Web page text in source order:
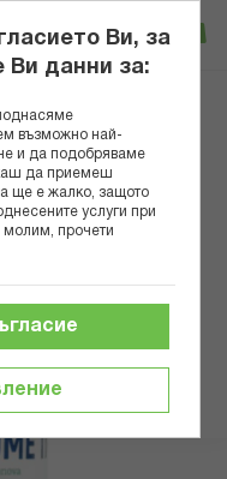
Вход
60
Ви, за
Ви данни за:
възможно най-
и да подобряваме
да приемеш
ще е жалко, защото
услуги при
прочети